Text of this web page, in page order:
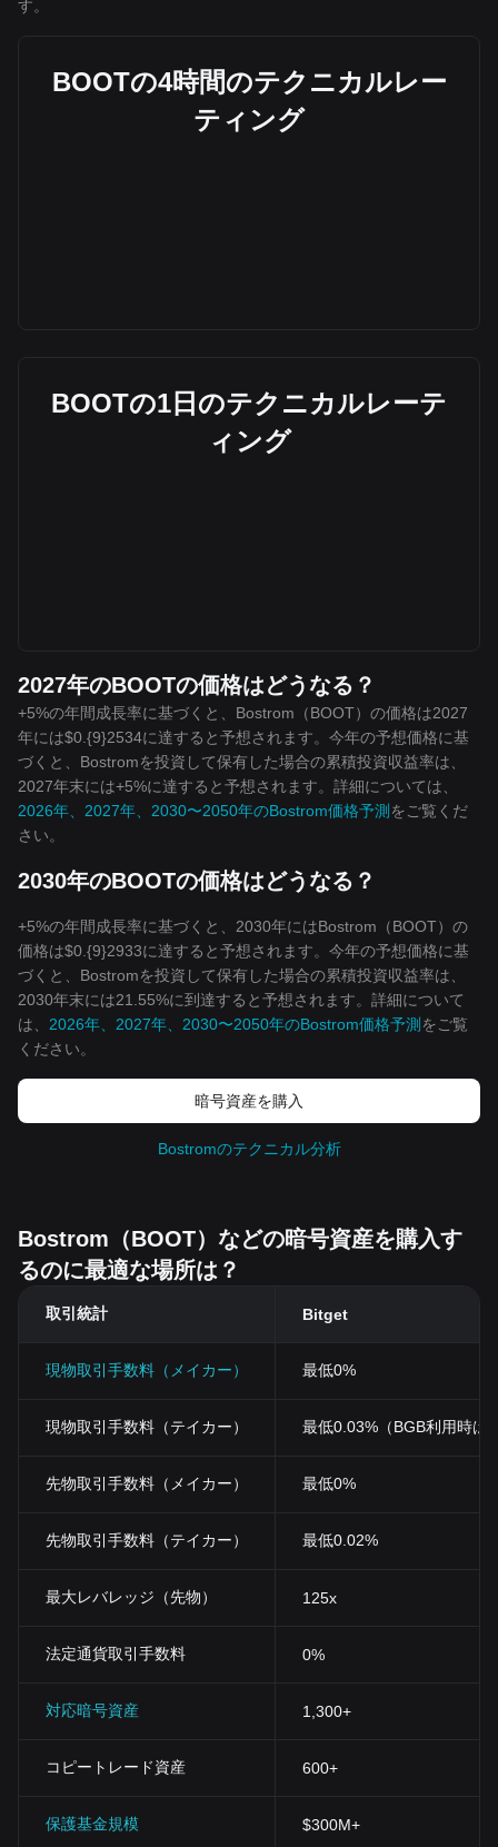
す。
BOOTの4時間のテクニカルレー
ティング
BOOTの1日のテクニカルレーテ
ィング
2027年のBOOTの価格はどうなる？
+5%の年間成長率に基づくと、Bostrom（BOOT）の価格は2027
年には$0.{9}2534に達すると予想されます。今年の予想価格に基
づくと、Bostromを投資して保有した場合の累積投資収益率は、
2027年末には+5%に達すると予想されます。詳細については、
2026年、2027年、2030〜2050年のBostrom価格予測 をご覧くだ
さい。
2030年のBOOTの価格はどうなる？
+5%の年間成長率に基づくと、2030年にはBostrom（BOOT）の
価格は$0.{9}2933に達すると予想されます。今年の予想価格に基
づくと、Bostromを投資して保有した場合の累積投資収益率は、
2030年末には21.55%に到達すると予想されます。詳細について
は、 2026年、2027年、2030〜2050年のBostrom価格予測 をご覧
ください。
暗号資産を購入
Bostromのテクニカル分析
Bostrom（BOOT）などの暗号資産を購入す
るのに最適な場所は？
取引統計 Bitget
現物取引手数料（メイカー） 最低0%
現物取引手数料（テイカー） 最低0.03%（BGB利用時は
先物取引手数料（メイカー） 最低0%
先物取引手数料（テイカー） 最低0.02%
最大レバレッジ（先物） 125x
法定通貨取引手数料 0%
対応暗号資産 1,300+
コピートレード資産 600+
保護基金規模 $300M+